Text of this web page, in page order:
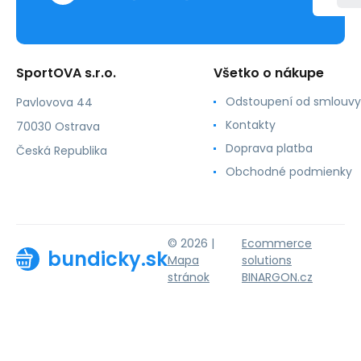
SportOVA s.r.o.
Pavlovova 44
70030 Ostrava
Česká Republika
Všetko o nákupe
Odstoupení od smlouvy
Kontakty
Doprava platba
Obchodné podmienky
bundicky.sk
© 2026 |
Mapa
stránok
Ecommerce
solutions
BINARGON.cz